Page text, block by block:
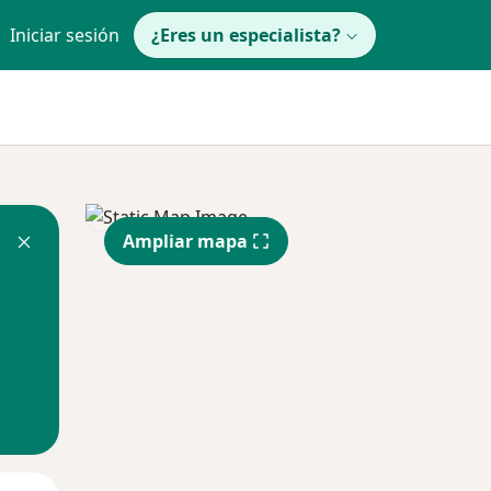
Iniciar sesión ¿Eres un especialista?
Ampliar mapa